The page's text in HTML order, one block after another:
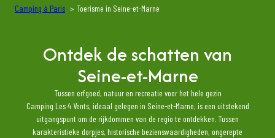
Camping à Paris Toerisme in Seine-et-Marne
Ontdek de schatten van
Seine-et-Marne
Tussen erfgoed, natuur en recreatie voor het hele gezin
Camping Les 4 Vents, ideaal gelegen in Seine-et-Marne, is een uitstekend
uitgangspunt om de rijkdommen van de regio te ontdekken. Tussen
karakteristieke dorpjes, historische bezienswaardigheden, ongerepte